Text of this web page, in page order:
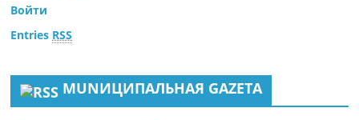
Войти
Entries RSS
MUNИЦИПАЛЬНАЯ GAZЕТА